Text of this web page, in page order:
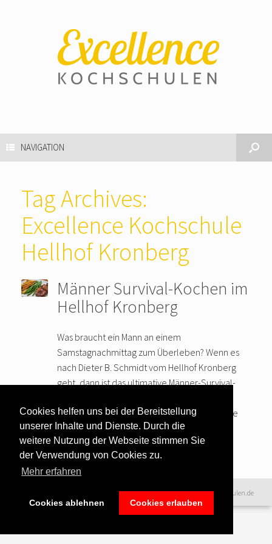
Cookies helfen uns bei der Bereitstellung
unserer Inhalte und Dienste. Durch die
weitere Nutzung der Webseite stimmen Sie
der Verwendung von Cookies zu.
Mehr erfahren
Cookies ablehnen Cookies erlauben
NAVIGATION
Tag Archives:
Excellence Kochschule
Hellhof Kronberg
Männer Survival-Kochen im
Hellhof Kronberg
Was braucht ein Mann an einem
Samstagnachmittag zum Überleben? Wenn es
nach Dieter B. Schmidt vom Hellhof Kronberg
geht, dann ist das ultimative Männer-Survival-
Wochenende. Die simple und doch so geniale
Formel heißt: bestes Fleisch… weiter lesen
Teilnahmebedingungen|
©2016 www.excellence-kochschulen.de